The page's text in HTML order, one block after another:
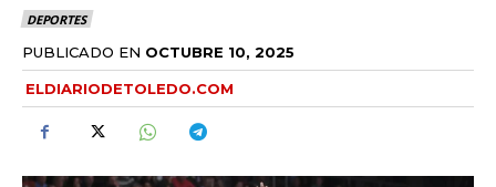
DEPORTES
PUBLICADO EN OCTUBRE 10, 2025
ELDIARIODETOLEDO.COM